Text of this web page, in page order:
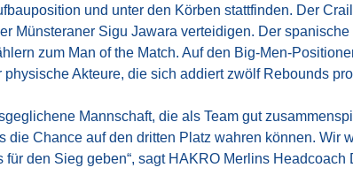
und unter den Körben stattfinden. Der
Münsteraner Sigu Jawara verteidigen. Der
zum Man of the Match. Auf den Big-Men-
Akteure, die sich addiert zwölf Rebounds
Mannschaft, die als Team gut
die Chance auf den dritten Platz wahren können. Wir
den Sieg geben“, sagt HAKRO Merlins Headcoach